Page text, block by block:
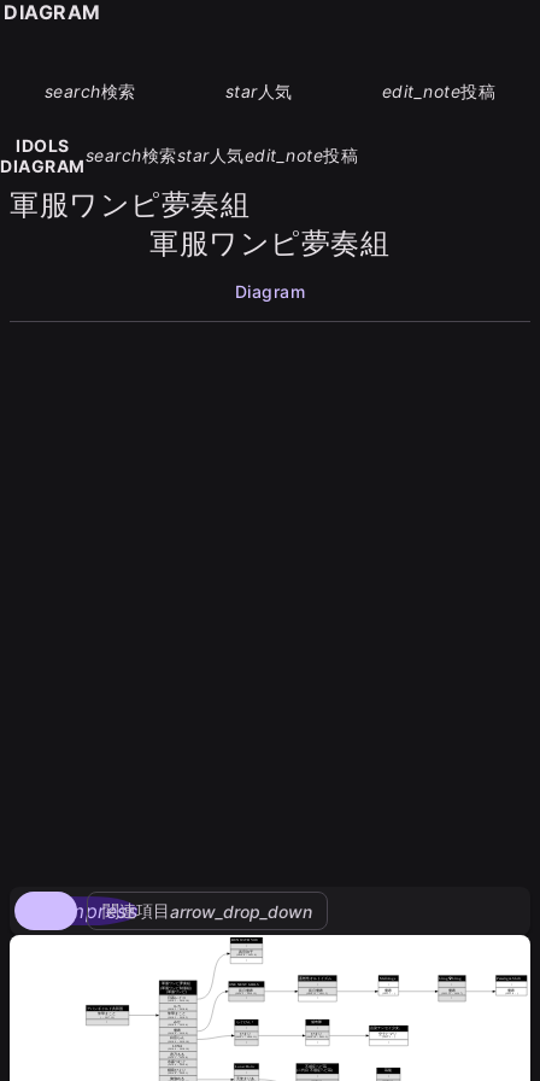
search検索 star人気 edit_note投稿
IDOLS
DIAGRAM
search検索star人気edit_note投稿
軍服ワンピ夢奏組
軍服ワンピ夢奏組
Diagram
compress
関連項目arrow_drop_down